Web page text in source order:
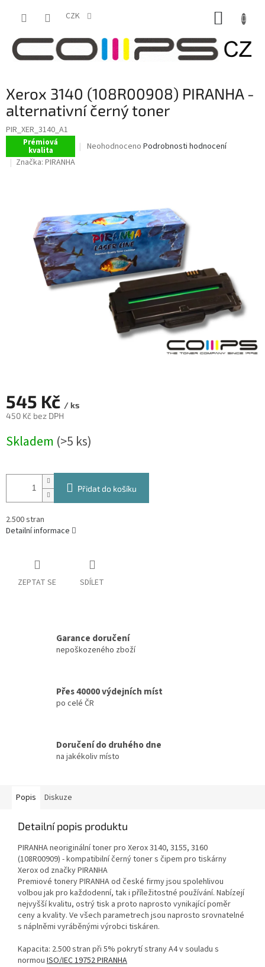
CZK
Xerox 3140 (108R00908) PIRANHA -
alternativní černý toner
PIR_XER_3140_A1
Prémiová
kvalita
Průměrné
5
hvězdiček.
Neohodnoceno Podrobnosti hodnocení
Značka: PIRANHA
545 Kč / ks
450 Kč bez DPH
cena:
Skladem (>5 ks)
Přidat do košíku
2.500 stran
Detailní informace
ZEPTAT SE SDÍLET
Garance doručení
nepoškozeného zboží
Přes 40000 výdejních míst
po celé ČR
Doručení do druhého dne
na jakékoliv místo
Popis Diskuze
Detailní popis produktu
PIRANHA neoriginální toner pro Xerox 3140, 3155, 3160
(108R00909) - kompatibilní černý toner s čipem pro tiskárny
Xerox od značky PIRANHA
Premiové tonery PIRANHA od české firmy jsou spolehlivou
volbou jak pro každodenní, tak i příležitostné používání. Nabízejí
nejvyšší kvalitu, ostrý tisk a proto naprosto vynikající poměr
ceny a kvality. Ve všech parametrech jsou naprosto srovnatelné
s náplněmi vyráběnými výrobci tiskáren.
Kapacita: 2.500 stran při 5% pokrytí strany A4 v souladu s
normou ISO/IEC 19752 PIRANHA